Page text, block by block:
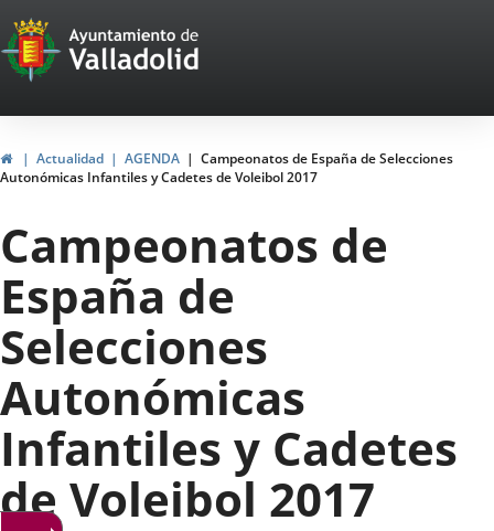
Portal
Web
del
Ayuntamiento
de
Valladolid
InicioActualidad AGENDA
Campeonatos de España de Selecciones
Autonómicas Infantiles y Cadetes de Voleibol 2017
Campeonatos de
España de
Selecciones
Autonómicas
Infantiles y Cadetes
de Voleibol 2017